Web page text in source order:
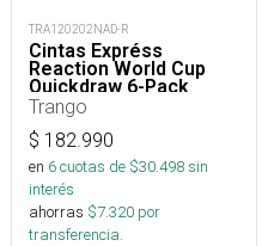
TRA120202NAD-R
Cintas Expréss
Reaction World Cup
Quickdraw 6-Pack
Trango
$ 182.990
en 6cuotas de $30.498sin
interés
ahorras $7.320 por
transferencia.